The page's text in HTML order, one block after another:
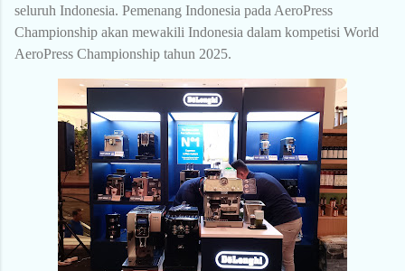
seluruh Indonesia. Pemenang Indonesia pada AeroPress
Championship akan mewakili Indonesia dalam kompetisi World
AeroPress Championship tahun 2025.